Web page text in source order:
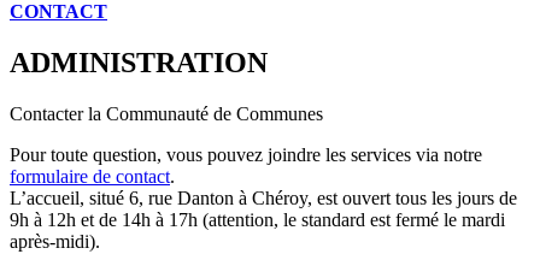
CONTACT
ADMINISTRATION
Contacter la Communauté de Communes
Pour toute question, vous pouvez joindre les services via notre
formulaire de contact.
L’accueil, situé 6, rue Danton à Chéroy, est ouvert tous les jours de
9h à 12h et de 14h à 17h (attention, le standard est fermé le mardi
après-midi).